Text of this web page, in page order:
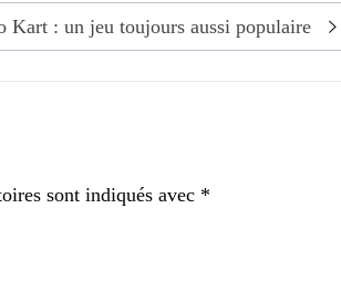
Kart : un jeu toujours aussi populaire
sont indiqués avec *